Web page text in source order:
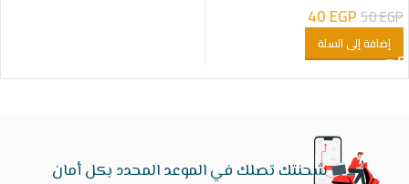
50EGP
40EGP
إضافة إلى السلة
شحنتك تصلك في الموعد المحدد بكل أمان